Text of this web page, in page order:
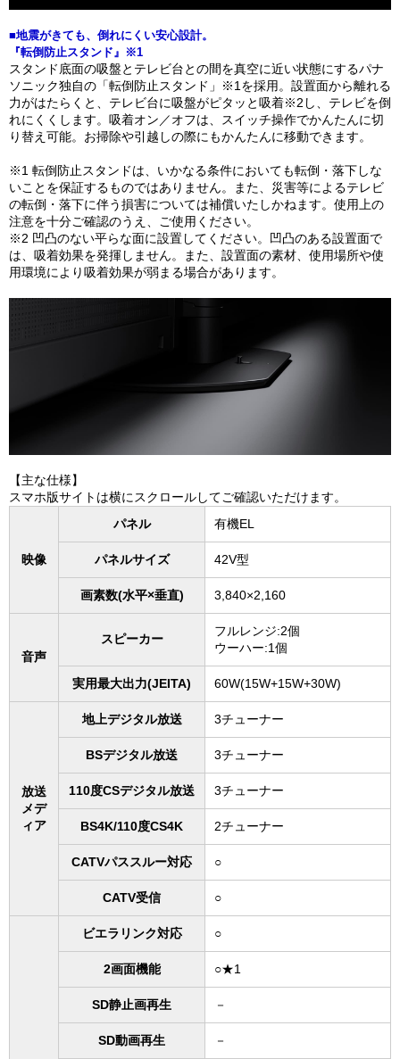
■地震がきても、倒れにくい安心設計。
『転倒防止スタンド』※1
スタンド底面の吸盤とテレビ台との間を真空に近い状態にするパナ
ソニック独自の「転倒防止スタンド」※1を採用。設置面から離れる
力がはたらくと、テレビ台に吸盤がピタッと吸着※2し、テレビを倒
れにくくします。吸着オン／オフは、スイッチ操作でかんたんに切
り替え可能。お掃除や引越しの際にもかんたんに移動できます。
※1 転倒防止スタンドは、いかなる条件においても転倒・落下しな
いことを保証するものではありません。また、災害等によるテレビ
の転倒・落下に伴う損害については補償いたしかねます。使用上の
注意を十分ご確認のうえ、ご使用ください。
※2 凹凸のない平らな面に設置してください。凹凸のある設置面で
は、吸着効果を発揮しません。また、設置面の素材、使用場所や使
用環境により吸着効果が弱まる場合があります。
【主な仕様】
スマホ版サイトは横にスクロールしてご確認いただけます。
映像
パネル 有機EL
パネルサイズ 42V型
画素数(水平×垂直) 3,840×2,160
音声
スピーカー
フルレンジ:2個
ウーハー:1個
実用最大出力(JEITA) 60W(15W+15W+30W)
放送
メデ
ィア
地上デジタル放送 3チューナー
BSデジタル放送 3チューナー
110度CSデジタル放送 3チューナー
BS4K/110度CS4K 2チューナー
CATVパススルー対応 ○
CATV受信 ○
ビエラリンク対応 ○
2画面機能 ○★1
SD静止画再生 －
SD動画再生 －